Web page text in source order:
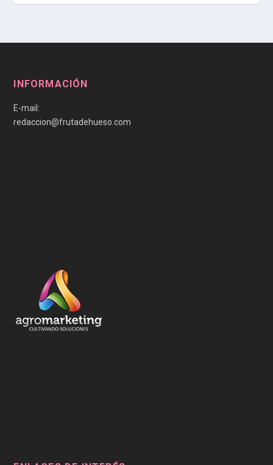
INFORMACIÓN
E-mail:
redaccion@frutadehueso.com